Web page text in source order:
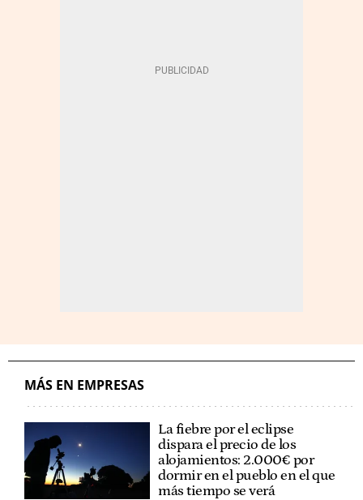
MÁS EN EMPRESAS
La fiebre por el eclipse
dispara el precio de los
alojamientos: 2.000€ por
dormir en el pueblo en el que
más tiempo se verá